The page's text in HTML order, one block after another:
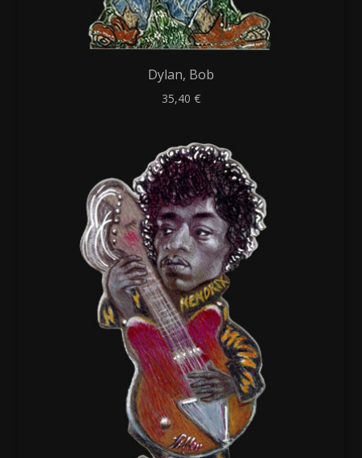
Dylan, Bob
35,40 €